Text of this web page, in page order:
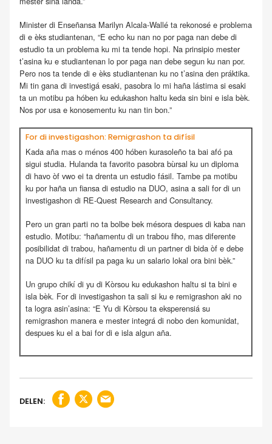
Minister di Enseñansa Marilyn Alcala-Wallé ta rekonosé e problema
di e èks studiantenan, “E echo ku nan no por paga nan debe di
estudio ta un problema ku mi ta tende hopi. Na prinsipio mester
t’asina ku e studiantenan lo por paga nan debe segun ku nan por.
Pero nos ta tende di e èks studiantenan ku no t’asina den práktika.
Mi tin gana di investigá esaki, pasobra lo mi haña lástima si esaki
ta un motibu pa hóben ku edukashon haltu keda sin bini e isla bèk.
Nos por usa e konosementu ku nan tin bon.”
For di investigashon: Remigrashon ta difísil
Kada aña mas o ménos 400 hóben kurasoleño ta bai afó pa
sigui studia. Hulanda ta favorito pasobra bùrsal ku un diploma
di havo òf vwo ei ta drenta un estudio fásil. Tambe pa motibu
ku por haña un fiansa di estudio na DUO, asina a sali for di un
investigashon di RE-Quest Research and Consultancy.
Pero un gran parti no ta bolbe bek mésora despues di kaba nan
estudio. Motibu: “hañamentu di un trabou fiho, mas diferente
posibilidat di trabou, hañamentu di un partner di bida òf e debe
na DUO ku ta difísil pa paga ku un salario lokal ora bini bèk.”
Un grupo chikí di yu di Kòrsou ku edukashon haltu si ta bini e
isla bèk. For di investigashon ta sali si ku e remigrashon aki no
ta logra asin’asina: “E Yu di Kòrsou ta eksperensiá su
remigrashon manera e mester integrá di nobo den komunidat,
despues ku el a bai for di e isla algun aña.
DELEN: